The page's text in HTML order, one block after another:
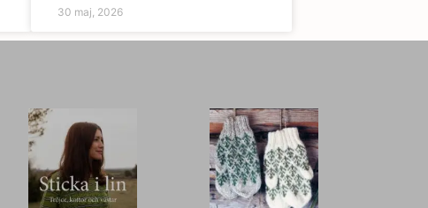
30 maj, 2026